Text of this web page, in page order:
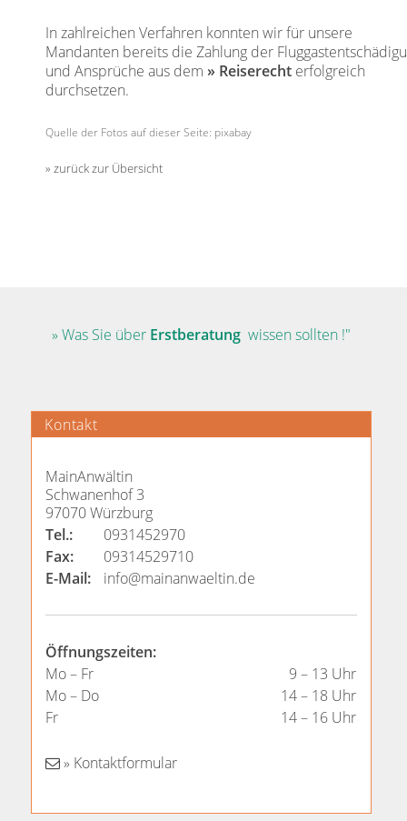
In zahlreichen Verfahren konnten wir für unsere
Mandanten bereits die Zahlung der
und Ansprüche aus dem
Reiserecht erfolgreich
durchsetzen.
Quelle der Fotos auf dieser Seite: pixabay
zurück zur Übersicht
» Was Sie über Erstberatungwissen sollten !"
Kontakt
MainAnwältin
Schwanenhof 3
97070 Würzburg
Tel.:
0931452970
Fax:
09314529710
E-Mail:
info@mainanwaeltin.de
Öffnungszeiten:
Mo – Fr
9 – 13 Uhr
Mo – Do
14 – 18 Uhr
Fr
14 – 16 Uhr
» Kontaktformular